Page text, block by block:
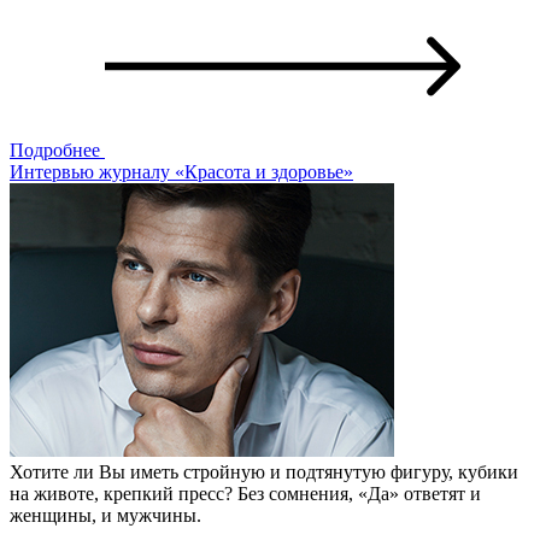
Подробнее
Интервью журналу «Красота и здоровье»
Хотите ли Вы иметь стройную и подтянутую фигуру, кубики
на животе, крепкий пресс? Без сомнения, «Да» ответят и
женщины, и мужчины.